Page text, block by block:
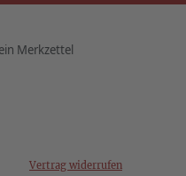
Merkzettel
Vertrag widerrufen